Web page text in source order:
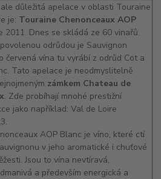
ale důležitá apelace v oblasti Touraine
je: Touraine Chenonceaux AOP
2011. Dnes se skládá ze 60 vinařů.
odrůdou je Sauvignon
červená vína tu vyrábí z odrůd Cot a
Tato apelace je neodmyslitelně
zámkem Chateau de
. Zde probíhají mnohé prestižní
jako například: Val de Loire
AOP Blanc je víno, které ctí
v jeho aromatické i chuťové
Jsou to vína nevtíravá,
a především energická a